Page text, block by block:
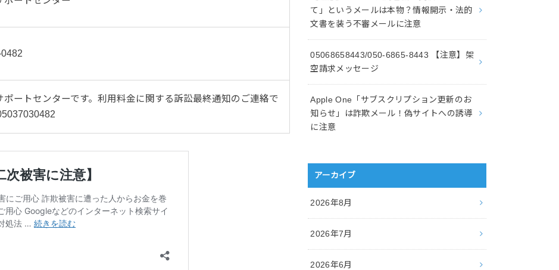
ートセンターです。利用料金に関する訴訟最終通知のご連絡で
て」というメールは本物？情報開示・法的
文書を装う不審メールに注意
05068658443/050-6865-8443 【注意】架
空請求メッセージ
Apple One「サブスクリプション更新のお
知らせ」は詐欺メール！偽サイトへの誘導
に注意
アーカイブ
2026年8月
2026年7月
2026年6月